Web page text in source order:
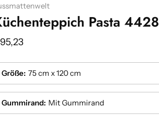
Pasta 4428
Größe: 75 cm x 120 cm
Gummirand: Mit Gummirand